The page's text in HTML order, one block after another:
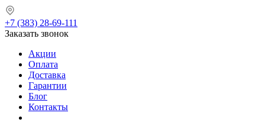
+7 (383) 28-69-111
Заказать звонок
Акции
Оплата
Доставка
Гарантии
Блог
Контакты